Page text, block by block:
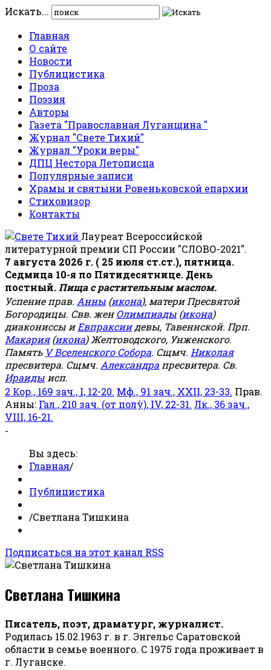
Искать...
Главная
О сайте
Новости
Публицистика
Проза
Поэзия
Авторы
Газета "Православная Луганщина "
Журнал "Свете Тихий"
Журнал "Уроки веры"
ДПЦ Нестора Летописца
Популярные записи
Храмы и святыни Ровеньковской епархии
Стиховизор
Контакты
Лауреат Всероссийской
литературной премии СП России "СЛОВО-2021".
7 августа 2026 г. ( 25 июля ст.ст.), пятница.
Седмица 10-я по Пятидесятнице. День
постный. Пища с растительным маслом.
Успение прав. Анны (икона), матери Пресвятой
Богородицы. Свв. женОлимпиады (икона)
диакониссы иЕвпраксиидевы, Тавеннской. Прп.
Макария(икона) Желтоводского, Унженского.
Память V Вселенского Собора. Сщмч. Николая
пресвитера. Сщмч. Александра пресвитера. Св.
Ираиды исп.
2 Кор., 169 зач., I, 12-20. Мф., 91 зач., XXII, 23-33. Прав.
Анны: Гал., 210 зач. (от полу́), IV, 22-31. Лк., 36 зач.,
VIII, 16-21.
-
Вы здесь:
Главная/
Публицистика
/Светлана Тишкина
Подписаться на этот канал RSS
Светлана Тишкина
Писатель, поэт, драматург, журналист.
Родилась 15.02.1963 г. в г. Энгельс Саратовской
области в семье военного. С 1975 года проживает в
г. Луганске.